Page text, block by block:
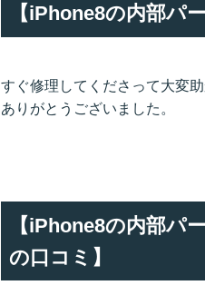
【iPhone8の内部パ
すぐ修理してくださって大変助
ありがとうございました。
【iPhone8の内部パ
の口コミ】